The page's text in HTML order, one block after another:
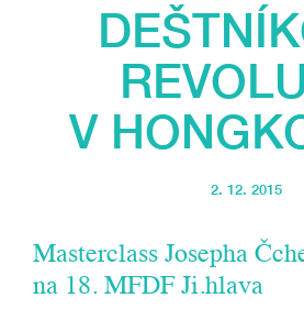
V
2. 12. 2015
Masterclass Josepha
na 18. MFDF Ji.hlava